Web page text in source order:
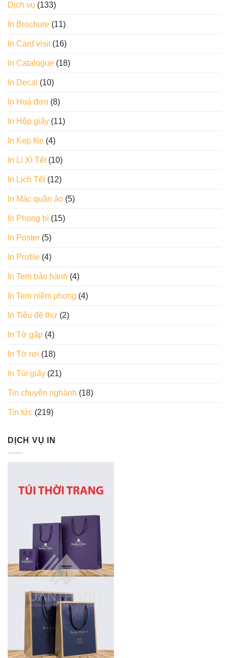
Dịch vụ (133)
In Brochure (11)
In Card visit(16)
In Catalogue (18)
In Decal (10)
In Hoá đơn (8)
In Hộp giấy (11)
In Kẹp file (4)
In Lì Xì Tết(10)
In Lịch Tết(12)
In Mác quần áo (5)
In Phong bì (15)
In Poster (5)
In Profile (4)
In Tem bảo hành (4)
In Tem niêm phong (4)
In Tiêu đề thư (2)
In Tờ gấp (4)
In Tờ rơi (18)
In Túi giấy (21)
Tin chuyên nghành (18)
Tin tức (219)
DỊCH VỤ IN